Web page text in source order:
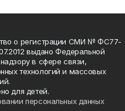
о регистрации СМИ № ФС77-
выдано Федеральной
в сфере связи,
технологий и массовых
для детей.
персональных данных